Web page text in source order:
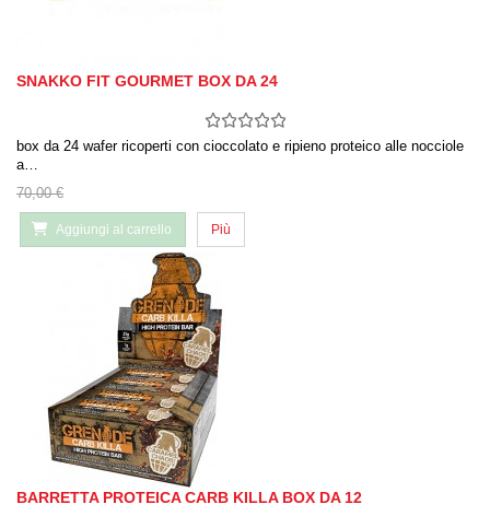
SNAKKO FIT GOURMET BOX DA 24
box da 24 wafer ricoperti con cioccolato e ripieno proteico alle nocciole
a…
70,00 €
Aggiungi al carrello Più
BARRETTA PROTEICA CARB KILLA BOX DA 12